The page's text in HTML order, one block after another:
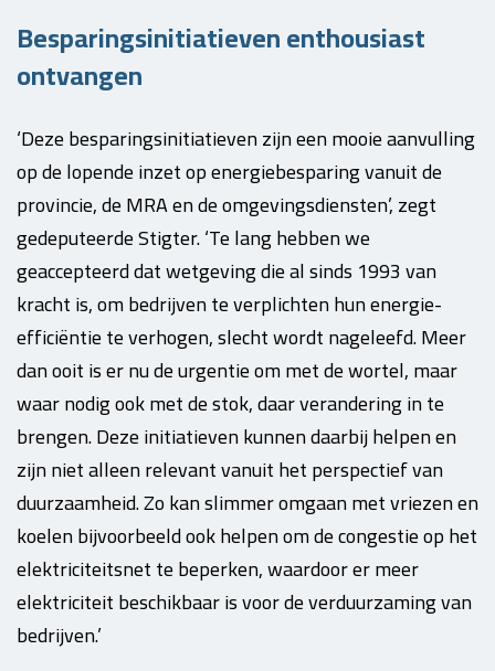
Besparingsinitiatieven enthousiast
ontvangen
‘Deze besparingsinitiatieven zijn een mooie aanvulling
op de lopende inzet op energiebesparing vanuit de
provincie, de MRA en de omgevingsdiensten’, zegt
gedeputeerde Stigter. ‘Te lang hebben we
geaccepteerd dat wetgeving die al sinds 1993 van
kracht is, om bedrijven te verplichten hun energie-
efficiëntie te verhogen, slecht wordt nageleefd. Meer
dan ooit is er nu de urgentie om met de wortel, maar
waar nodig ook met de stok, daar verandering in te
brengen. Deze initiatieven kunnen daarbij helpen en
zijn niet alleen relevant vanuit het perspectief van
duurzaamheid. Zo kan slimmer omgaan met vriezen en
koelen bijvoorbeeld ook helpen om de congestie op het
elektriciteitsnet te beperken, waardoor er meer
elektriciteit beschikbaar is voor de verduurzaming van
bedrijven.’